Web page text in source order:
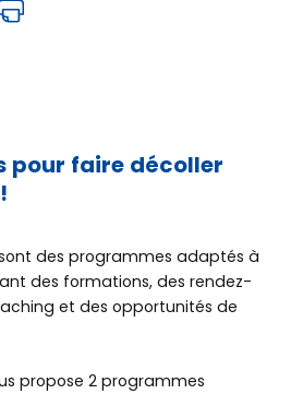
pour faire décoller
des programmes adaptés à
des formations, des rendez-
et des opportunités de
propose 2 programmes